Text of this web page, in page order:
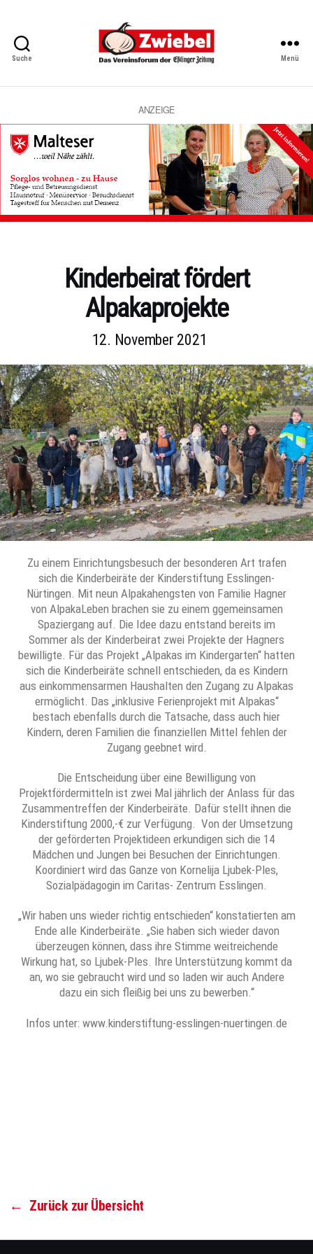
Suche
Vereinsforum
Eßlinger
Zeitung
Menü
ANZEIGE
Kinderbeirat fördert
Alpakaprojekte
12. November 2021
Zu einem Einrichtungsbesuch der besonderen Art trafen
sich die Kinderbeiräte der Kinderstiftung Esslingen-
Nürtingen. Mit neun Alpakahengsten von Familie Hagner
von AlpakaLeben brachen sie zu einem ggemeinsamen
Spaziergang auf. Die Idee dazu entstand bereits im
Sommer als der Kinderbeirat zwei Projekte der Hagners
bewilligte. Für das Projekt „Alpakas im Kindergarten“ hatten
sich die Kinderbeiräte schnell entschieden, da es Kindern
aus einkommensarmen Haushalten den Zugang zu Alpakas
ermöglicht. Das „inklusive Ferienprojekt mit Alpakas“
bestach ebenfalls durch die Tatsache, dass auch hier
Kindern, deren Familien die finanziellen Mittel fehlen der
Zugang geebnet wird.
Die Entscheidung über eine Bewilligung von
Projektfördermitteln ist zwei Mal jährlich der Anlass für das
Zusammentreffen der Kinderbeiräte. Dafür stellt ihnen die
Kinderstiftung 2000,-€ zur Verfügung. Von der Umsetzung
der geförderten Projektideen erkundigen sich die 14
Mädchen und Jungen bei Besuchen der Einrichtungen.
Koordiniert wird das Ganze von Kornelija Ljubek-Ples,
Sozialpädagogin im Caritas- Zentrum Esslingen.
„Wir haben uns wieder richtig entschieden“ konstatierten am
Ende alle Kinderbeiräte. „Sie haben sich wieder davon
überzeugen können, dass ihre Stimme weitreichende
Wirkung hat, so Ljubek-Ples. Ihre Unterstützung kommt da
an, wo sie gebraucht wird und so laden wir auch Andere
dazu ein sich fleißig bei uns zu bewerben.“
Infos unter: www.kinderstiftung-esslingen-nuertingen.de
← Zurück zur Übersicht